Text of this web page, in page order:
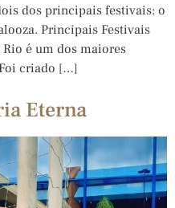
dos principais festivais: o
Principais Festivais
é um dos maiores
criado […]
Eterna